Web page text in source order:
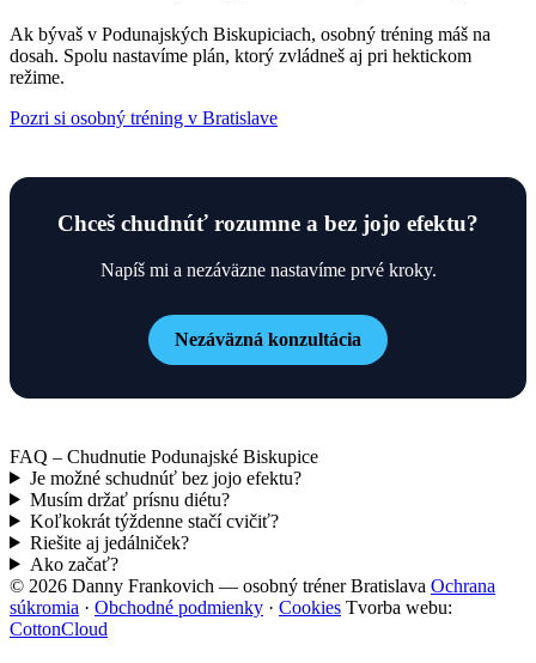
Ak bývaš v Podunajských Biskupiciach, osobný tréning máš na
dosah. Spolu nastavíme plán, ktorý zvládneš aj pri hektickom
režime.
Pozri si osobný tréning v Bratislave
Chceš chudnúť rozumne a bez jojo efektu?
Napíš mi a nezáväzne nastavíme prvé kroky.
Nezáväzná konzultácia
FAQ – Chudnutie Podunajské Biskupice
Je možné schudnúť bez jojo efektu?
Musím držať prísnu diétu?
Koľkokrát týždenne stačí cvičiť?
Riešite aj jedálniček?
Ako začať?
© 2026 Danny Frankovich — osobný tréner Bratislava Ochrana
súkromia · Obchodné podmienky · Cookies Tvorba webu:
CottonCloud